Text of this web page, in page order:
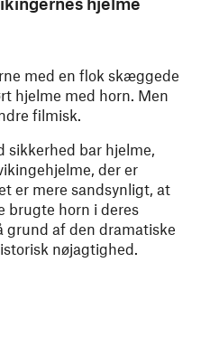
med en flok skæggede
hjelme med horn. Men
filmisk.
sikkerhed bar hjelme,
der er
er mere sandsynligt, at
brugte horn i deres
grund af den dramatiske
nøjagtighed.